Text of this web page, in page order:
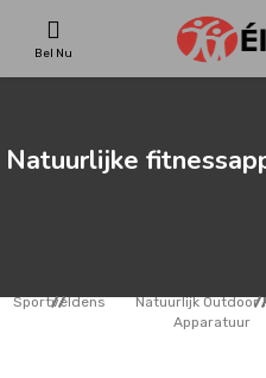
Bel Nu
STADSMEUBILAIRS
Natuurlijke
Sportveldens
Natuurlijk Outdoor
Apparatuur